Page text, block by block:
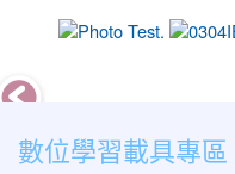
photo-12
數位學習載具專區